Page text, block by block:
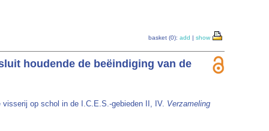
basket (0): add | show
houdende de beëindiging van de
op schol in de I.C.E.S.-gebieden II, IV. Verzameling